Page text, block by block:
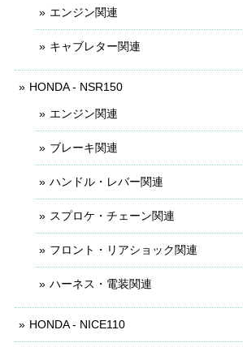
エンジン関連
キャブレター関連
HONDA - NSR150
エンジン関連
ブレーキ関連
ハンドル・レバー関連
スプロケ・チェーン関連
フロント・リアショック関連
ハーネス・電装関連
HONDA - NICE110